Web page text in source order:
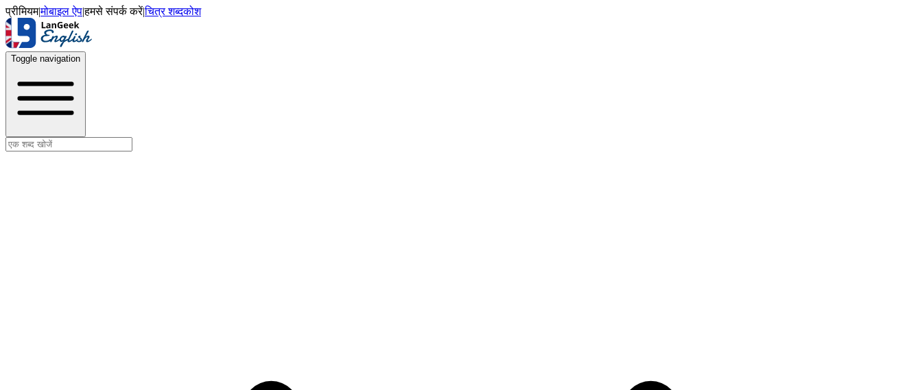
प्रीमियम|मोबाइल ऐप|हमसे संपर्क करें|चित्र शब्दकोश
Toggle navigation